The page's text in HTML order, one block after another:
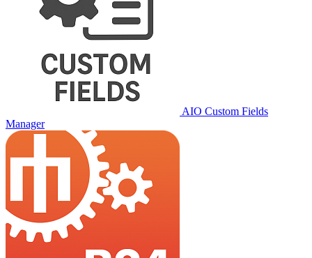
AIO Custom Fields
Manager